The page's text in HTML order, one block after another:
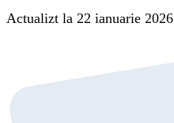
Actualizt la 22 ianuarie 2026